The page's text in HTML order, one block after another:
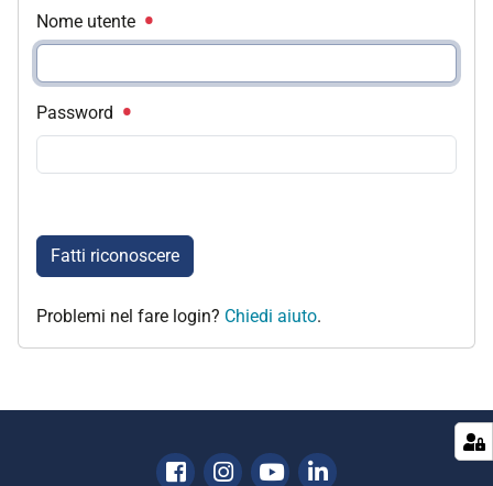
Nome utente
Password
Fatti riconoscere
Problemi nel fare login? Chiedi aiuto.
Facebook
Instagram
YoutubeLinkedin